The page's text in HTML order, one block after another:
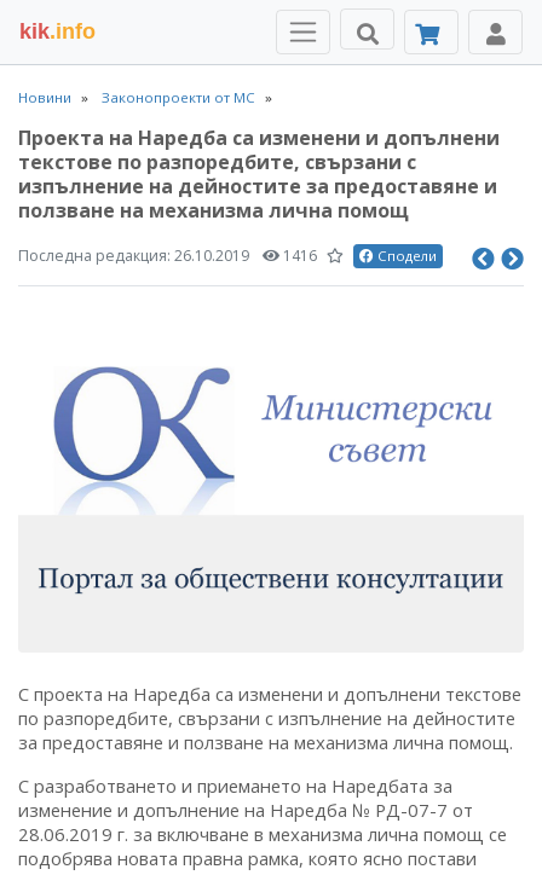
kik.info
Новини Законопроекти от МС
Проекта на Наредба сa изменени и допълнени
текстове по разпоредбите, свързани с
изпълнение на дейностите за предоставяне и
ползване на механизма лична помощ
Последна редакция: 26.10.2019 1416 Сподели
С проекта на Наредба сa изменени и допълнени текстове
по разпоредбите, свързани с изпълнение на дейностите
за предоставяне и ползване на механизма лична помощ.
С разработването и приемането на Наредбата за
изменениe и допълнение на Наредба № РД-07-7 от
28.06.2019 г. за включване в механизма лична помощ се
подобрява новата правна рамка, която ясно постави